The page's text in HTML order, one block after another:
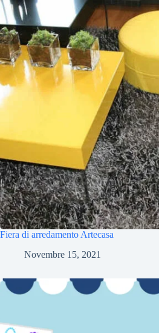
Fiera di arredamento Artecasa
Novembre 15, 2021